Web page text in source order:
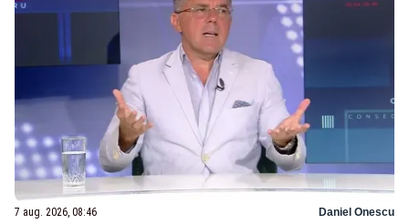
7 aug. 2026, 08:46 Daniel Onescu